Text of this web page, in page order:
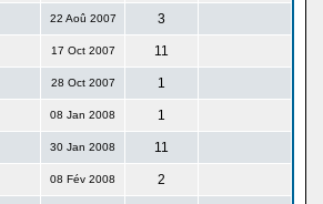
22 Aoû 2007 3
17 Oct 2007 11
28 Oct 2007 1
08 Jan 2008 1
30 Jan 2008 11
08 Fév 2008 2